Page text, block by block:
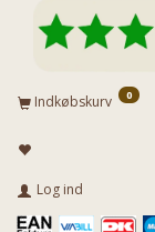
Indkøbskurv 0
Log ind